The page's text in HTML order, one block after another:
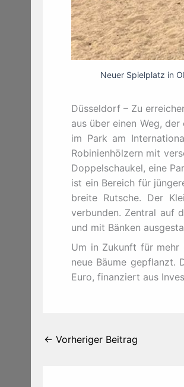
Neuer Spielplatz in
Düsseldorf – Zu
aus über einen Weg,
im Park am
Robinienhölzern mit
Doppelschaukel, eine
ist ein Bereich für
breite Rutsche. Der
verbunden. Zentral auf
und mit Bänken
Um in Zukunft für mehr
neue Bäume gepflanzt.
Euro, finanziert aus
← Vorheriger Beitrag